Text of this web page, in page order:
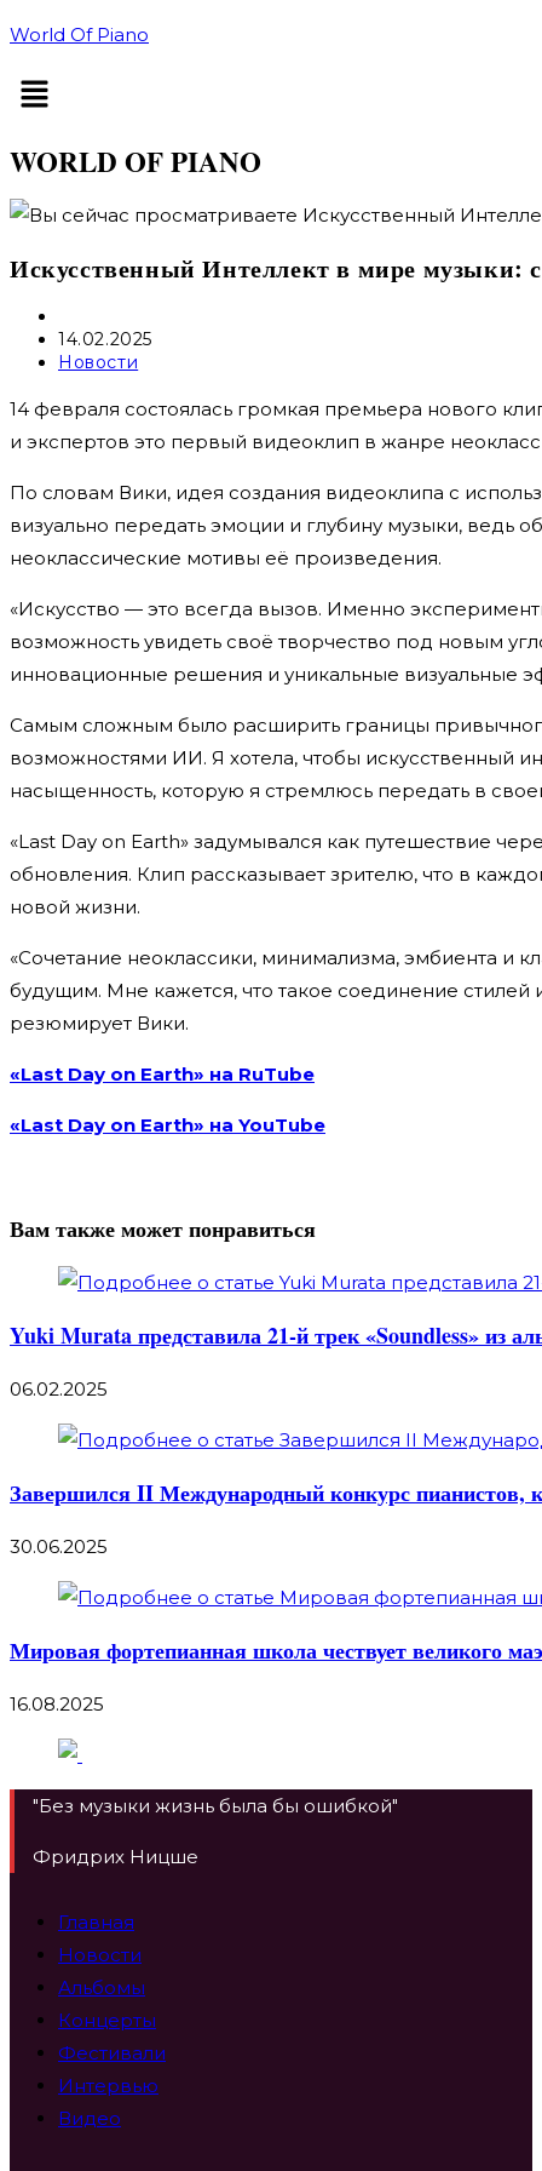
Перейти
содержимому
World Of Piano
Меню
WORLD OF PIANO
Искусственный Интеллект в мире музыки:
записи:
Запись
опубликована:
14.02.2025
Рубрика
Новости
14 февраля состоялась громкая премьера нового
и экспертов это первый видеоклип в жанре
По словам Вики, идея создания видеоклипа с
визуально передать эмоции и глубину музыки,
неоклассические мотивы её произведения.
«Искусство — это всегда вызов. Именно
возможность увидеть своё творчество под новым
инновационные решения и уникальные визуальные
Самым сложным было расширить границы
возможностями ИИ. Я хотела, чтобы искусственный
насыщенность, которую я стремлюсь передать в
«Last Day on Earth» задумывался как путешествие
обновления. Клип рассказывает зрителю, что в
новой жизни.
«Сочетание неоклассики, минимализма, эмбиента и
будущим. Мне кажется, что такое соединение
резюмирует Вики.
«Last Day on Earth» на RuTube
«Last Day on Earth» на YouTube
Вам также может понравиться
Yuki Murata представила 21-й трек «Soundless» из
06.02.2025
Завершился II Международный конкурс пианистов,
30.06.2025
Мировая фортепианная школа чествует великого
16.08.2025
"Без музыки жизнь была бы ошибкой"
Фридрих Ницше
Главная
Новости
Альбомы
Концерты
Фестивали
Интервью
Видео